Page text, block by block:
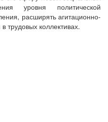
уровня политической
расширять агитационно-
трудовых коллективах.